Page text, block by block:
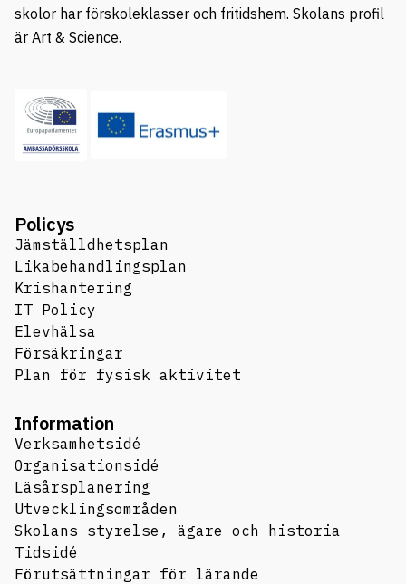
skolor har förskoleklasser och fritidshem. Skolans profil
är Art & Science.
Policys
Jämställdhetsplan
Likabehandlingsplan
Krishantering
IT Policy
Elevhälsa
Försäkringar
Plan för fysisk aktivitet
Information
Verksamhetsidé
Organisationsidé
Läsårsplanering
Utvecklingsområden
Skolans styrelse, ägare och historia
Tidsidé
Förutsättningar för lärande